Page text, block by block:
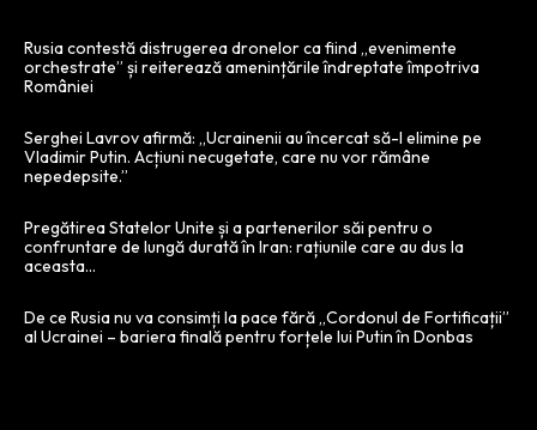
Rusia contestă distrugerea dronelor ca fiind „evenimente
orchestrate” și reiterează amenințările îndreptate împotriva
României
Serghei Lavrov afirmă: „Ucrainenii au încercat să-l elimine pe
Vladimir Putin. Acțiuni necugetate, care nu vor rămâne
nepedepsite.”
Pregătirea Statelor Unite și a partenerilor săi pentru o
confruntare de lungă durată în Iran: rațiunile care au dus la
aceasta…
De ce Rusia nu va consimți la pace fără „Cordonul de Fortificații”
al Ucrainei – bariera finală pentru forțele lui Putin în Donbas